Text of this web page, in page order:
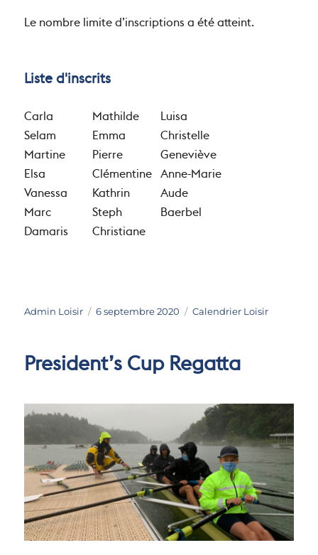
Le nombre limite d’inscriptions a été atteint.
Liste d'inscrits
Carla Mathilde
Luisa
Selam
Emma
Christelle
Martine
Pierre
Geneviève
Elsa
ClémentineAnne-Marie
Vanessa
Kathrin
Aude
Marc
Steph
Baerbel
Damaris
Christiane
Auteur
Admin Loisir
Publié
6 septembre 2020 Catégories
Calendrier Loisir
President’s Cup Regatta